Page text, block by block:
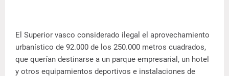
El Superior vasco considerado ilegal el aprovechamiento
urbanístico de 92.000 de los 250.000 metros cuadrados,
que querían destinarse a un parque empresarial, un hotel
y otros equipamientos deportivos e instalaciones de